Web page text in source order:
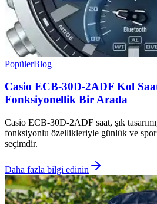
PopülerBlog
Casio ECB-30D-2ADF Kol
Fonksiyonellik Bir Arada
Casio ECB-30D-2ADF saat, şık
fonksiyonlu özellikleriyle günlük ve
seçimdir.
Daha fazla bilgi edinin